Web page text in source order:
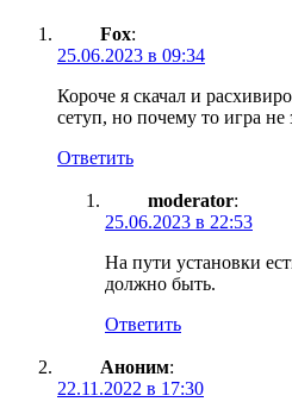
Fox:
25.06.2023 в 09:34
Короче я скачал и
сетуп, но почему то игра не
Ответить
moderator:
25.06.2023 в 22:53
На пути установки
должно быть.
Ответить
Аноним:
22.11.2022 в 17:30